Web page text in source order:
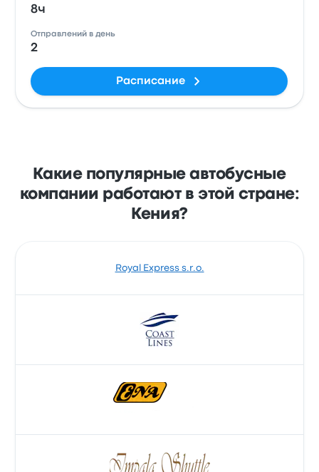
8ч
Отправлений в день
2
Расписание
Какие популярные автобусные
компании работают в этой стране:
Кения?
Royal Express s.r.o.